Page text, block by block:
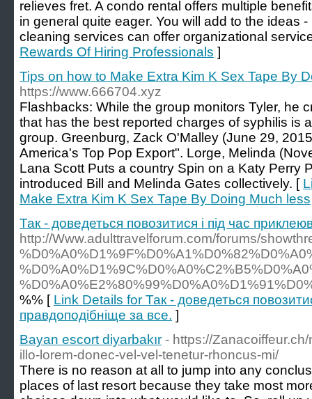
relieves fret. A condo rental offers multiple
in general quite eager. You will add to the ideas
cleaning services can offer organizational
Rewards Of Hiring Professionals ]
Tips on how to Make Extra Kim K Sex Tape By
https://www.666704.xyz
Flashbacks: While the group monitors Tyler, he
that has the best reported charges of syphilis is
group. Greenburg, Zack O'Malley (June 29,
America's Top Pop Export". Lorge, Melinda
Lana Scott Puts a country Spin on a Katy Perry
introduced Bill and Melinda Gates collectively. [
Make Extra Kim K Sex Tape By Doing Much less
Так - доведеться повозитися і під час
http://Www.adulttravelforum.com/forums/
%% [ Link Details for Так - доведеться
правдоподібніще за все. ]
Bayan escort diyarbakır - https://
illo-lorem-donec-vel-vel-tenetur-rhoncus-mi/
There is no reason at all to jump into any
places of last resort because they take most